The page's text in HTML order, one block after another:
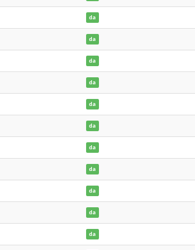
da
da
da
da
da
da
da
da
da
da
da